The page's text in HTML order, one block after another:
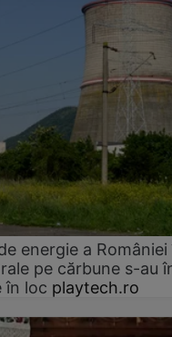
energie a României
pe cărbune s-au
în loc playtech.ro